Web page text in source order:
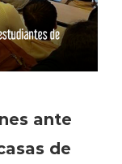
ante
de